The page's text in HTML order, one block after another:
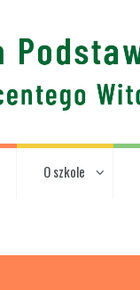
O szkole